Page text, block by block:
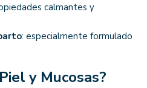
calmantes y
: especialmente formulado
y Mucosas?